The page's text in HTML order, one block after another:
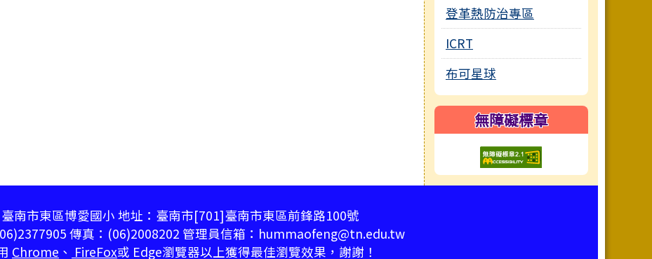
登革熱防治專區
ICRT
布可星球
無障礙標章
臺南市東區博愛國小 地址：臺南市[701]臺南市東區前鋒路100號
傳真：(06)2008202 管理員信箱：hummaofeng@tn.edu.tw
Chrome 、 FireFox或 Edge瀏覽器以上獲得最佳瀏覽效果，謝謝！